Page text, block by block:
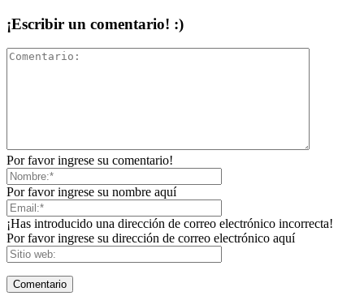
¡Escribir un comentario! :)
Por favor ingrese su comentario!
Por favor ingrese su nombre aquí
¡Has introducido una dirección de correo electrónico incorrecta!
Por favor ingrese su dirección de correo electrónico aquí